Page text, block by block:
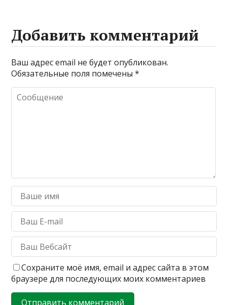
Добавить комментарий
Ваш адрес email не будет опубликован.
Обязательные поля помечены*
Сохраните моё имя, email и адрес сайта в этом
браузере для последующих моих комментариев